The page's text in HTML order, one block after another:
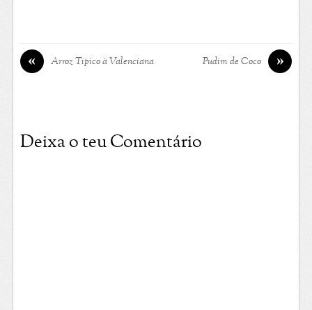
« Arroz Tipico à Valenciana »
Pudim de Coco
Deixa o teu Comentário